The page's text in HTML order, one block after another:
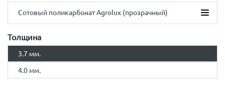
Сотовый поликарбонат Agrolux (прозрачный)
Сотовый поликарбонат Agrolux (прозрачный)
Толщина
3.7 мм.
4.0 мм.